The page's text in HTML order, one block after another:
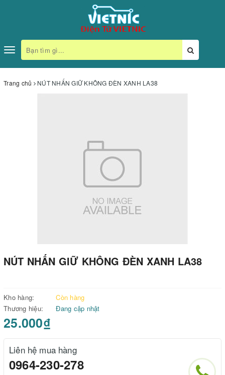
Toggle
navigation
Trang chủ NÚT NHẤN GIỮ KHÔNG ĐÈN XANH LA38
NÚT NHẤN GIỮ KHÔNG ĐÈN XANH LA38
Kho hàng:
Còn hàng
Thương hiệu:
Đang cập nhật
25.000₫
Liên hệ mua hàng
0964-230-278